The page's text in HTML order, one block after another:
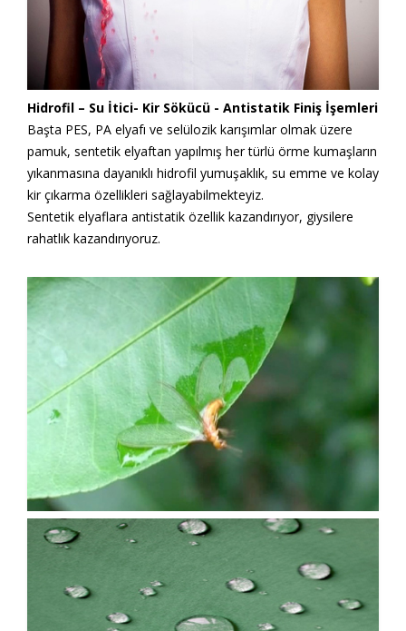
Hidrofil – Su İtici- Kir Sökücü - Antistatik Finiş İşemleri
Başta PES, PA elyafı ve selülozik karışımlar olmak üzere
pamuk, sentetik elyaftan yapılmış her türlü örme kumaşların
yıkanmasına dayanıklı hidrofil yumuşaklık, su emme ve kolay
kir çıkarma özellikleri sağlayabilmekteyiz.
Sentetik elyaflara antistatik özellik kazandırıyor, giysilere
rahatlık kazandırıyoruz.